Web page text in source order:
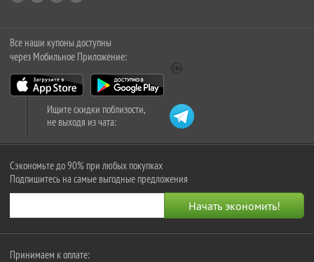
Все наши купоны доступны
через Мобильное Приложение:
Ищите скидки поблизости,
не выходя из чата:
Сэкономьте до 90% при любых покупках
Подпишитесь на самые выгодные предложения
Принимаем к оплате: